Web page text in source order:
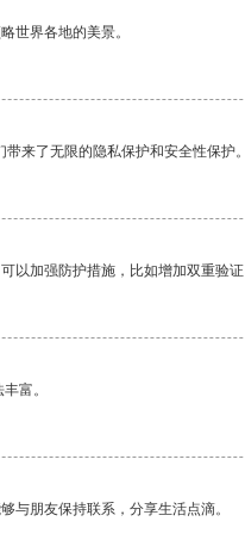
世界各地的美景。
来了无限的隐私保护和安全性保护
以加强防护措施，比如增加双重验
富。
与朋友保持联系，分享生活点滴。